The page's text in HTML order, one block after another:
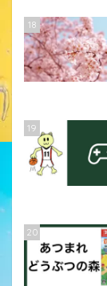
18
19
20